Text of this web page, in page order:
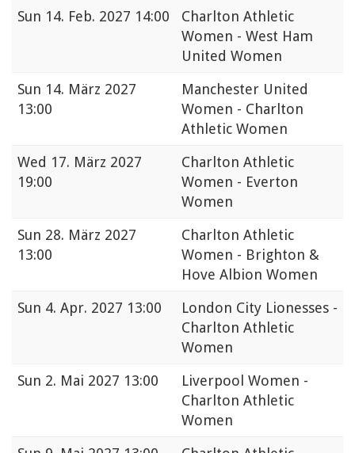
Sun 14. Feb. 2027 14:00
Charlton Athletic
Women - West Ham
United Women
Sun 14. März 2027
13:00
Manchester United
Women - Charlton
Athletic Women
Wed 17. März 2027
19:00
Charlton Athletic
Women - Everton
Women
Sun 28. März 2027
13:00
Charlton Athletic
Women - Brighton &
Hove Albion Women
Sun 4. Apr. 2027 13:00
London City Lionesses -
Charlton Athletic
Women
Sun 2. Mai 2027 13:00
Liverpool Women -
Charlton Athletic
Women